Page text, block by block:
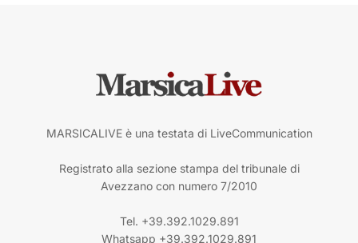
MARSICALIVE è una testata di LiveCommunication
Registrato alla sezione stampa del tribunale di
Avezzano con numero 7/2010
Tel. +39.392.1029.891
Whatsapp +39.392.1029.891